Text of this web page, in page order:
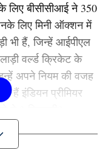
लिए बीसीसीआई ने 350
लिए मिनी ऑक्शन में
भी हैं, जिन्हें आईपीएल
वर्ल्ड क्रिकेट के
अपने नियम की वजह
हैं इंडियन प्रीमियर